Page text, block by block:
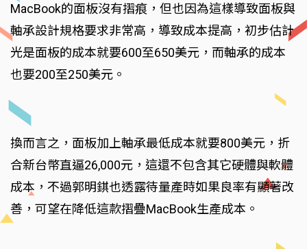
MacBook的面板沒有摺痕，但也因為這樣導致面板與
軸承設計規格要求非常高，導致成本提高，初步估計
光是面板的成本就要600至650美元，而軸承的成本
也要200至250美元。
換而言之，面板加上軸承最低成本就要800美元，折
合新台幣直逼26,000元，這還不包含其它硬體與軟體
成本，不過郭明錤也透露待量產時如果良率有顯著改
善，可望在降低這款摺疊MacBook生產成本。